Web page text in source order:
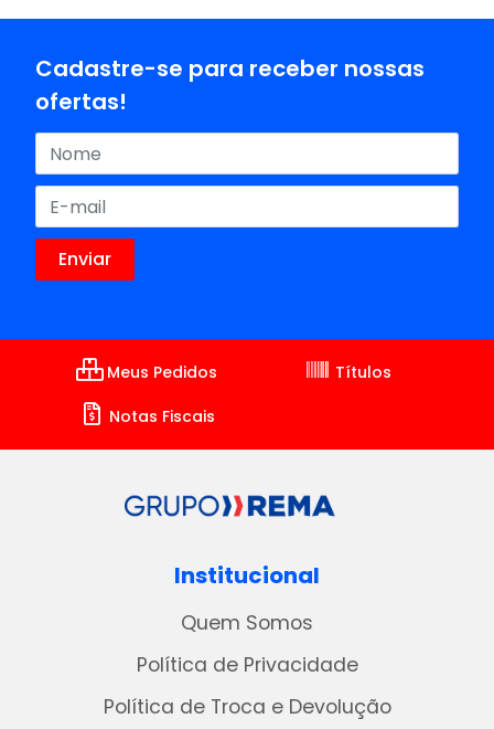
Cadastre-se para receber nossas
ofertas!
Meus Pedidos
Títulos
Notas Fiscais
Institucional
Quem Somos
Política de Privacidade
Política de Troca e Devolução